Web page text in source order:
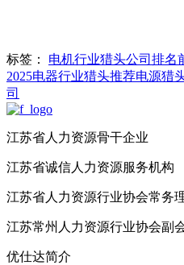
标签： 电机行业猎头公司排名
2025电器行业猎头推荐电源猎
司
江苏省人力资源骨干企业
江苏省诚信人力资源服务机构
江苏省人力资源行业协会常务
江苏常州人力资源行业协会副
优仕达简介